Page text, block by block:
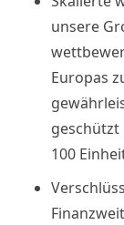
unsere
Europas
geschützt
100